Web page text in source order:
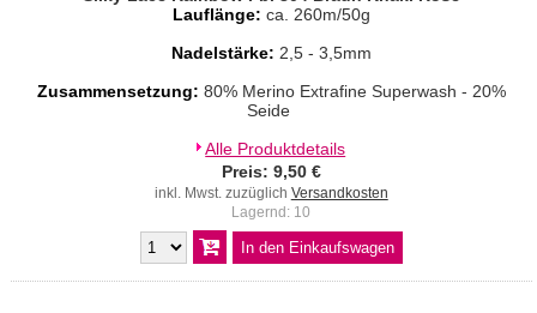
Lauflänge: ca. 260m/50g
Nadelstärke: 2,5 - 3,5mm
Zusammensetzung: 80% Merino Extrafine Superwash - 20%
Seide
Alle Produktdetails
Preis: 9,50 €
inkl. Mwst. zuzüglich Versandkosten
Lagernd: 10